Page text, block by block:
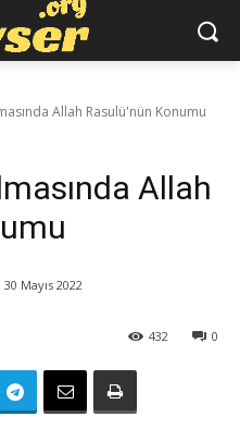
Allah Rasulü'nün Konumu
Allah
30 Mayıs 2022
0
432